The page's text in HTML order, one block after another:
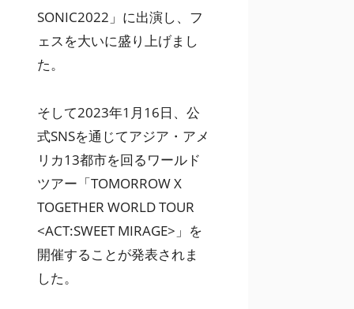
SONIC2022」に出演し、フ
ェスを大いに盛り上げまし
た。
そして2023年1月16日、公
式SNSを通じてアジア・アメ
リカ13都市を回るワールド
ツアー「TOMORROW X
TOGETHER WORLD TOUR
<ACT:SWEET MIRAGE>」を
開催することが発表されま
した。